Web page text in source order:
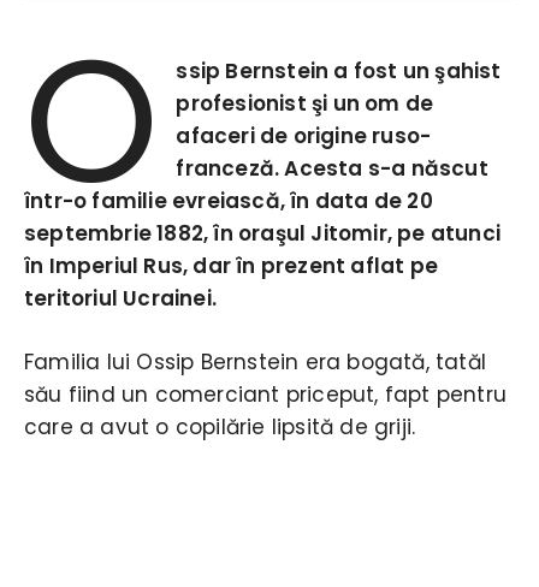
O
ssip Bernstein a fost un şahist
profesionist şi un om de
afaceri de origine ruso-
franceză. Acesta s-a născut
într-o familie evreiască, în data de 20
septembrie 1882, în oraşul Jitomir, pe atunci
în Imperiul Rus, dar în prezent aflat pe
teritoriul Ucrainei.
Familia lui Ossip Bernstein era bogată, tatăl
său fiind un comerciant priceput, fapt pentru
care a avut o copilărie lipsită de griji.